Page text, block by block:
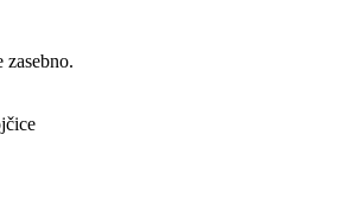
zasebno.